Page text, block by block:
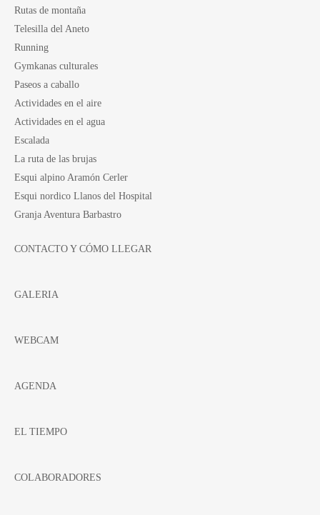
Rutas de montaña
Telesilla del Aneto
Running
Gymkanas culturales
Paseos a caballo
Actividades en el aire
Actividades en el agua
Escalada
La ruta de las brujas
Esqui alpino Aramón Cerler
Esqui nordico Llanos del Hospital
Granja Aventura Barbastro
CONTACTO Y CÓMO LLEGAR
GALERIA
WEBCAM
AGENDA
EL TIEMPO
COLABORADORES